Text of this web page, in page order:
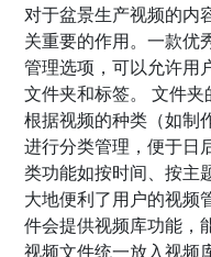
对于盆景生产视频的内
关重要的作用。一款优
管理选项，可以允许用
文件夹和标签。 文件
根据视频的种类（如制
进行分类管理，便于日
类功能如按时间、按主
大地便利了用户的视频
件会提供视频库功能，
视频文件统一放入视频